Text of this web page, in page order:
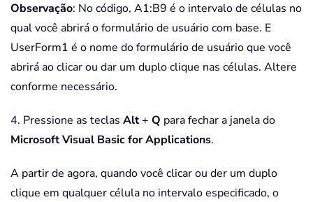
Observação: No código, A1:B9 é o intervalo de células no
qual você abrirá o formulário de usuário com base. E
UserForm1 é o nome do formulário de usuário que você
abrirá ao clicar ou dar um duplo clique nas células. Altere
conforme necessário.
4. Pressione as teclas Alt+ Q para fechar a janela do
Microsoft Visual Basic for Applications.
A partir de agora, quando você clicar ou der um duplo
clique em qualquer célula no intervalo especificado, o